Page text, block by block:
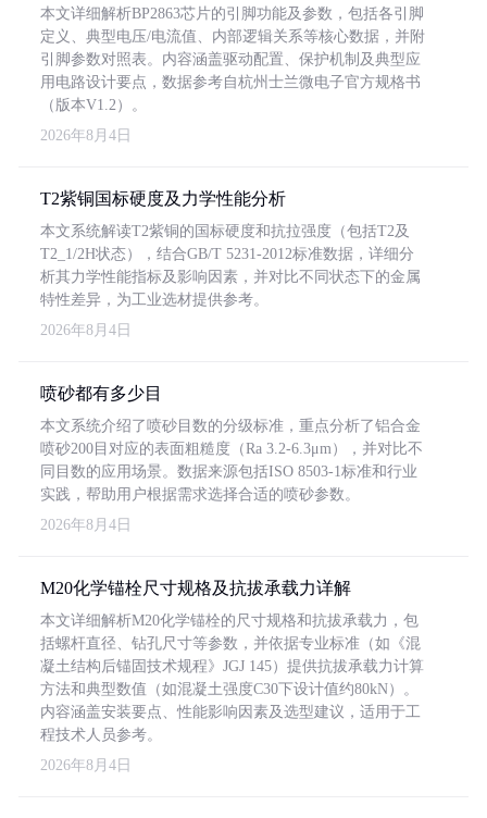
本文详细解析BP2863芯片的引脚功能及参数，包括各引脚
定义、典型电压/电流值、内部逻辑关系等核心数据，并附
引脚参数对照表。内容涵盖驱动配置、保护机制及典型应
用电路设计要点，数据参考自杭州士兰微电子官方规格书
（版本V1.2）。
2026年8月4日
T2紫铜国标硬度及力学性能分析
本文系统解读T2紫铜的国标硬度和抗拉强度（包括T2及
T2_1/2H状态），结合GB/T 5231-2012标准数据，详细分
析其力学性能指标及影响因素，并对比不同状态下的金属
特性差异，为工业选材提供参考。
2026年8月4日
喷砂都有多少目
本文系统介绍了喷砂目数的分级标准，重点分析了铝合金
喷砂200目对应的表面粗糙度（Ra 3.2-6.3μm），并对比不
同目数的应用场景。数据来源包括ISO 8503-1标准和行业
实践，帮助用户根据需求选择合适的喷砂参数。
2026年8月4日
M20化学锚栓尺寸规格及抗拔承载力详解
本文详细解析M20化学锚栓的尺寸规格和抗拔承载力，包
括螺杆直径、钻孔尺寸等参数，并依据专业标准（如《混
凝土结构后锚固技术规程》JGJ 145）提供抗拔承载力计算
方法和典型数值（如混凝土强度C30下设计值约80kN）。
内容涵盖安装要点、性能影响因素及选型建议，适用于工
程技术人员参考。
2026年8月4日